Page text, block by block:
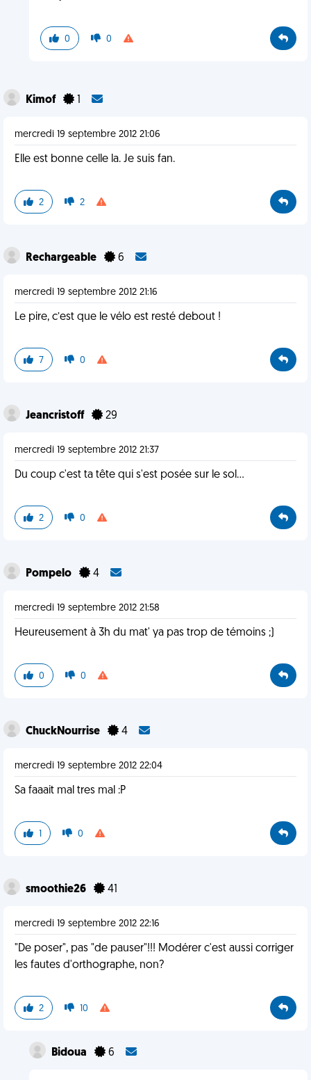
0 0
Kimof
mercredi 19 septembre 2012 21:06
Elle est bonne celle la. Je suis fan.
2 2
Rechargeable 6
mercredi 19 septembre 2012 21:16
Le pire, c’est que le vélo est resté debout !
7 0
Jeancristoff 29
mercredi 19 septembre 2012 21:37
Du coup c'est ta tête qui s'est posée sur le sol...
2 0
Pompelo 4
mercredi 19 septembre 2012 21:58
Heureusement à 3h du mat' ya pas trop de témoins ;)
0 0
ChuckNourrise 4
mercredi 19 septembre 2012 22:04
Sa faaait mal tres mal :P
1 0
smoothie26 41
mercredi 19 septembre 2012 22:16
"De poser", pas "de pauser"!!! Modérer c'est aussi corriger
les fautes d'orthographe, non?
2 10
Bidoua 6